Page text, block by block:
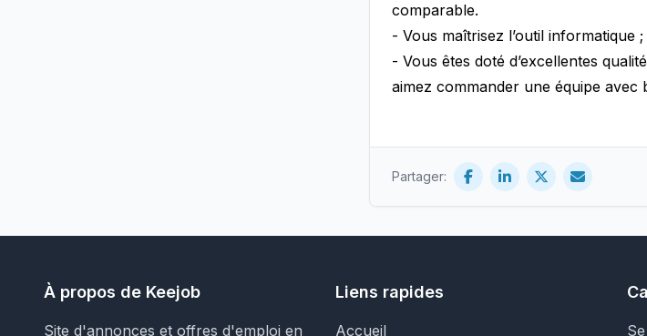
comparable.
- Vous maîtrisez l’outil informatique ;
- Vous êtes doté d’excellentes
aimez commander une équipe avec
Partager:
À propos de Keejob
Site d'annonces et offres d'emploi en
Liens rapides
Accueil